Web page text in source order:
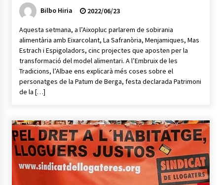
Auritz Iñurrietaren margoak ikusgai
2026/07/03
SOINUGELA: Paul McCartney eta Ringo Starr-en
lan berriak
2026/07/03
2026/07/02
Bilbo Hiria
2022/06/23
Aquesta setmana, a l’Aixopluc parlarem de sobirania
alimentària amb Eixarcolant, La Safranòria, Menjamiques, Mas
Estrach i Espigoladors, cinc projectes que aposten per la
transformació del model alimentari. A l’Embruix de les
Tradicions, l’Albae ens explicarà més coses sobre el
personatges de la Patum de Berga, festa declarada Patrimoni
de la […]